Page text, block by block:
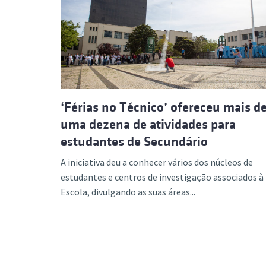
‘Férias no Técnico’ ofereceu mais
uma dezena de atividades para
estudantes de Secundário
A iniciativa deu a conhecer vários dos núcleos de
estudantes e centros de investigação associados à
Escola, divulgando as suas áreas...